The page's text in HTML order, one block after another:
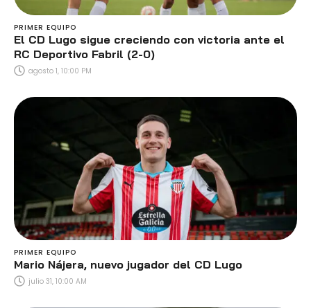
PRIMER EQUIPO
El CD Lugo sigue creciendo con victoria ante el
RC Deportivo Fabril (2-0)
agosto 1, 10:00 PM
PRIMER EQUIPO
Mario Nájera, nuevo jugador del CD Lugo
julio 31, 10:00 AM